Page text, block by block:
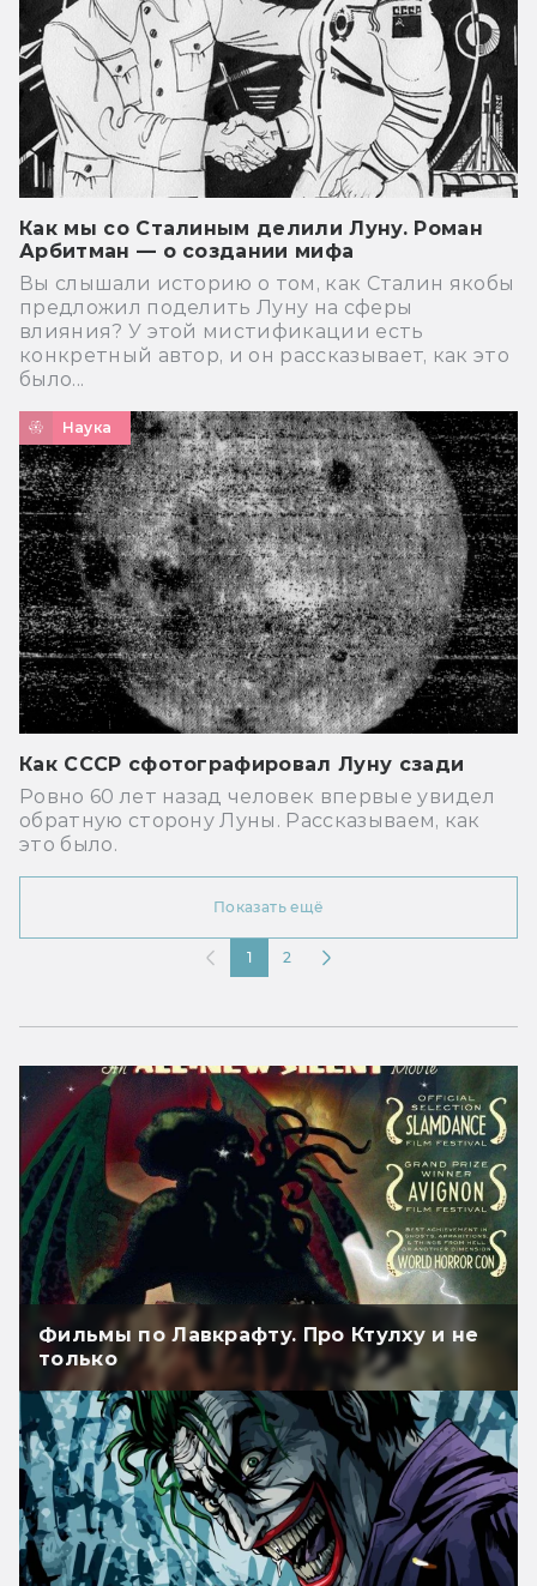
Как мы со Сталиным делили Луну. Роман
Арбитман — о создании мифа
Вы слышали историю о том, как Сталин якобы
предложил поделить Луну на сферы
влияния? У этой мистификации есть
конкретный автор, и он рассказывает, как это
было...
Наука
Как СССР сфотографировал Луну сзади
Ровно 60 лет назад человек впервые увидел
обратную сторону Луны. Рассказываем, как
это было.
Показать ещё
1 2
Фильмы по Лавкрафту. Про Ктулху и не
только